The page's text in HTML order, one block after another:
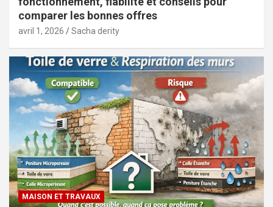
comparer les bonnes offres
avril 1, 2026 Sacha derity
MAISON ET TRAVAUX